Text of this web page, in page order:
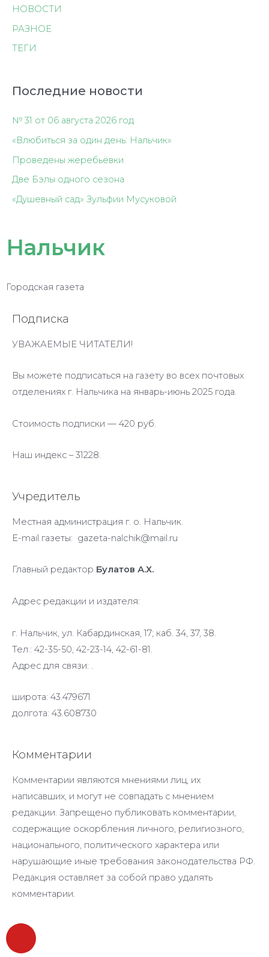
НОВОСТИ
РАЗНОЕ
ТЕГИ
Последние новости
№ 31 от 06 августа 2026 год
«Влюбиться за один день: Нальчик»
Проведены жеребьёвки
Две Бэлы одного сезона
«Душевный сад» Зульфии Мусуковой
Нальчик
Городская газета
Подписка
УВАЖАЕМЫЕ ЧИТАТЕЛИ!
Вы можете подписаться на газету во всех почтовых
отделениях г. Нальчика на январь-июнь 2025 года.
Стоимость подписки — 420 руб.
Наш индекс – 31228.
Учредитель
Местная администрация г. о. Нальчик.
E-mail газеты: gazeta-nalchik@mail.ru
Главный редактор Булатов А.Х.
Адрес редакции и издателя:
г. Нальчик, ул. Кабардинская, 17; каб. 34, 37, 38.
Тел.: 42-35-50, 42-23-14, 42-61-81.
Адрес для связи: .
широта: 43.479671
долгота: 43.608730
Комментарии
Комментарии являются мнениями лиц, их
написавших, и могут не совпадать с мнением
редакции. Запрещено публиковать комментарии,
содержащие оскорбления личного, религиозного,
национального, политического характера или
нарушающие иные требования законодательства РФ.
Редакция оставляет за собой право удалять
комментарии.